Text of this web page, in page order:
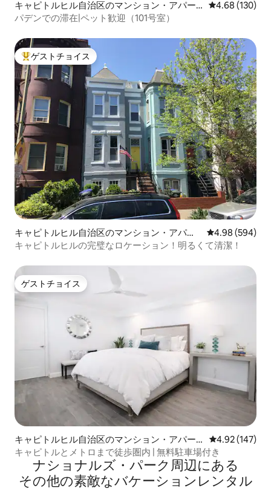
キャピトルヒル自治区のマンション・アパー
ト
レビュー130
4.68 (130)
パデンでの滞在|ペット歓迎（101号室）
大好評のゲストチョイスです。
ゲストチョイス
キャピトルヒル自治区のマンション・アパー
ト
レビュー594
4.98 (594)
キャピトルヒルの完璧なロケーション！明るくて清潔！
ゲストチョイス
ゲストチョイス
キャピトルヒル自治区のマンション・アパー
ト
レビュー147
4.92 (147)
キャピトルとメトロまで徒歩圏内 | 無料駐車場付き
ナショナルズ・パーク⁠周⁠辺⁠に⁠あ⁠る
そ⁠の⁠他⁠の素⁠敵⁠なバ⁠ケ⁠ー⁠シ⁠ョ⁠ン⁠レ⁠ン⁠タ⁠ル